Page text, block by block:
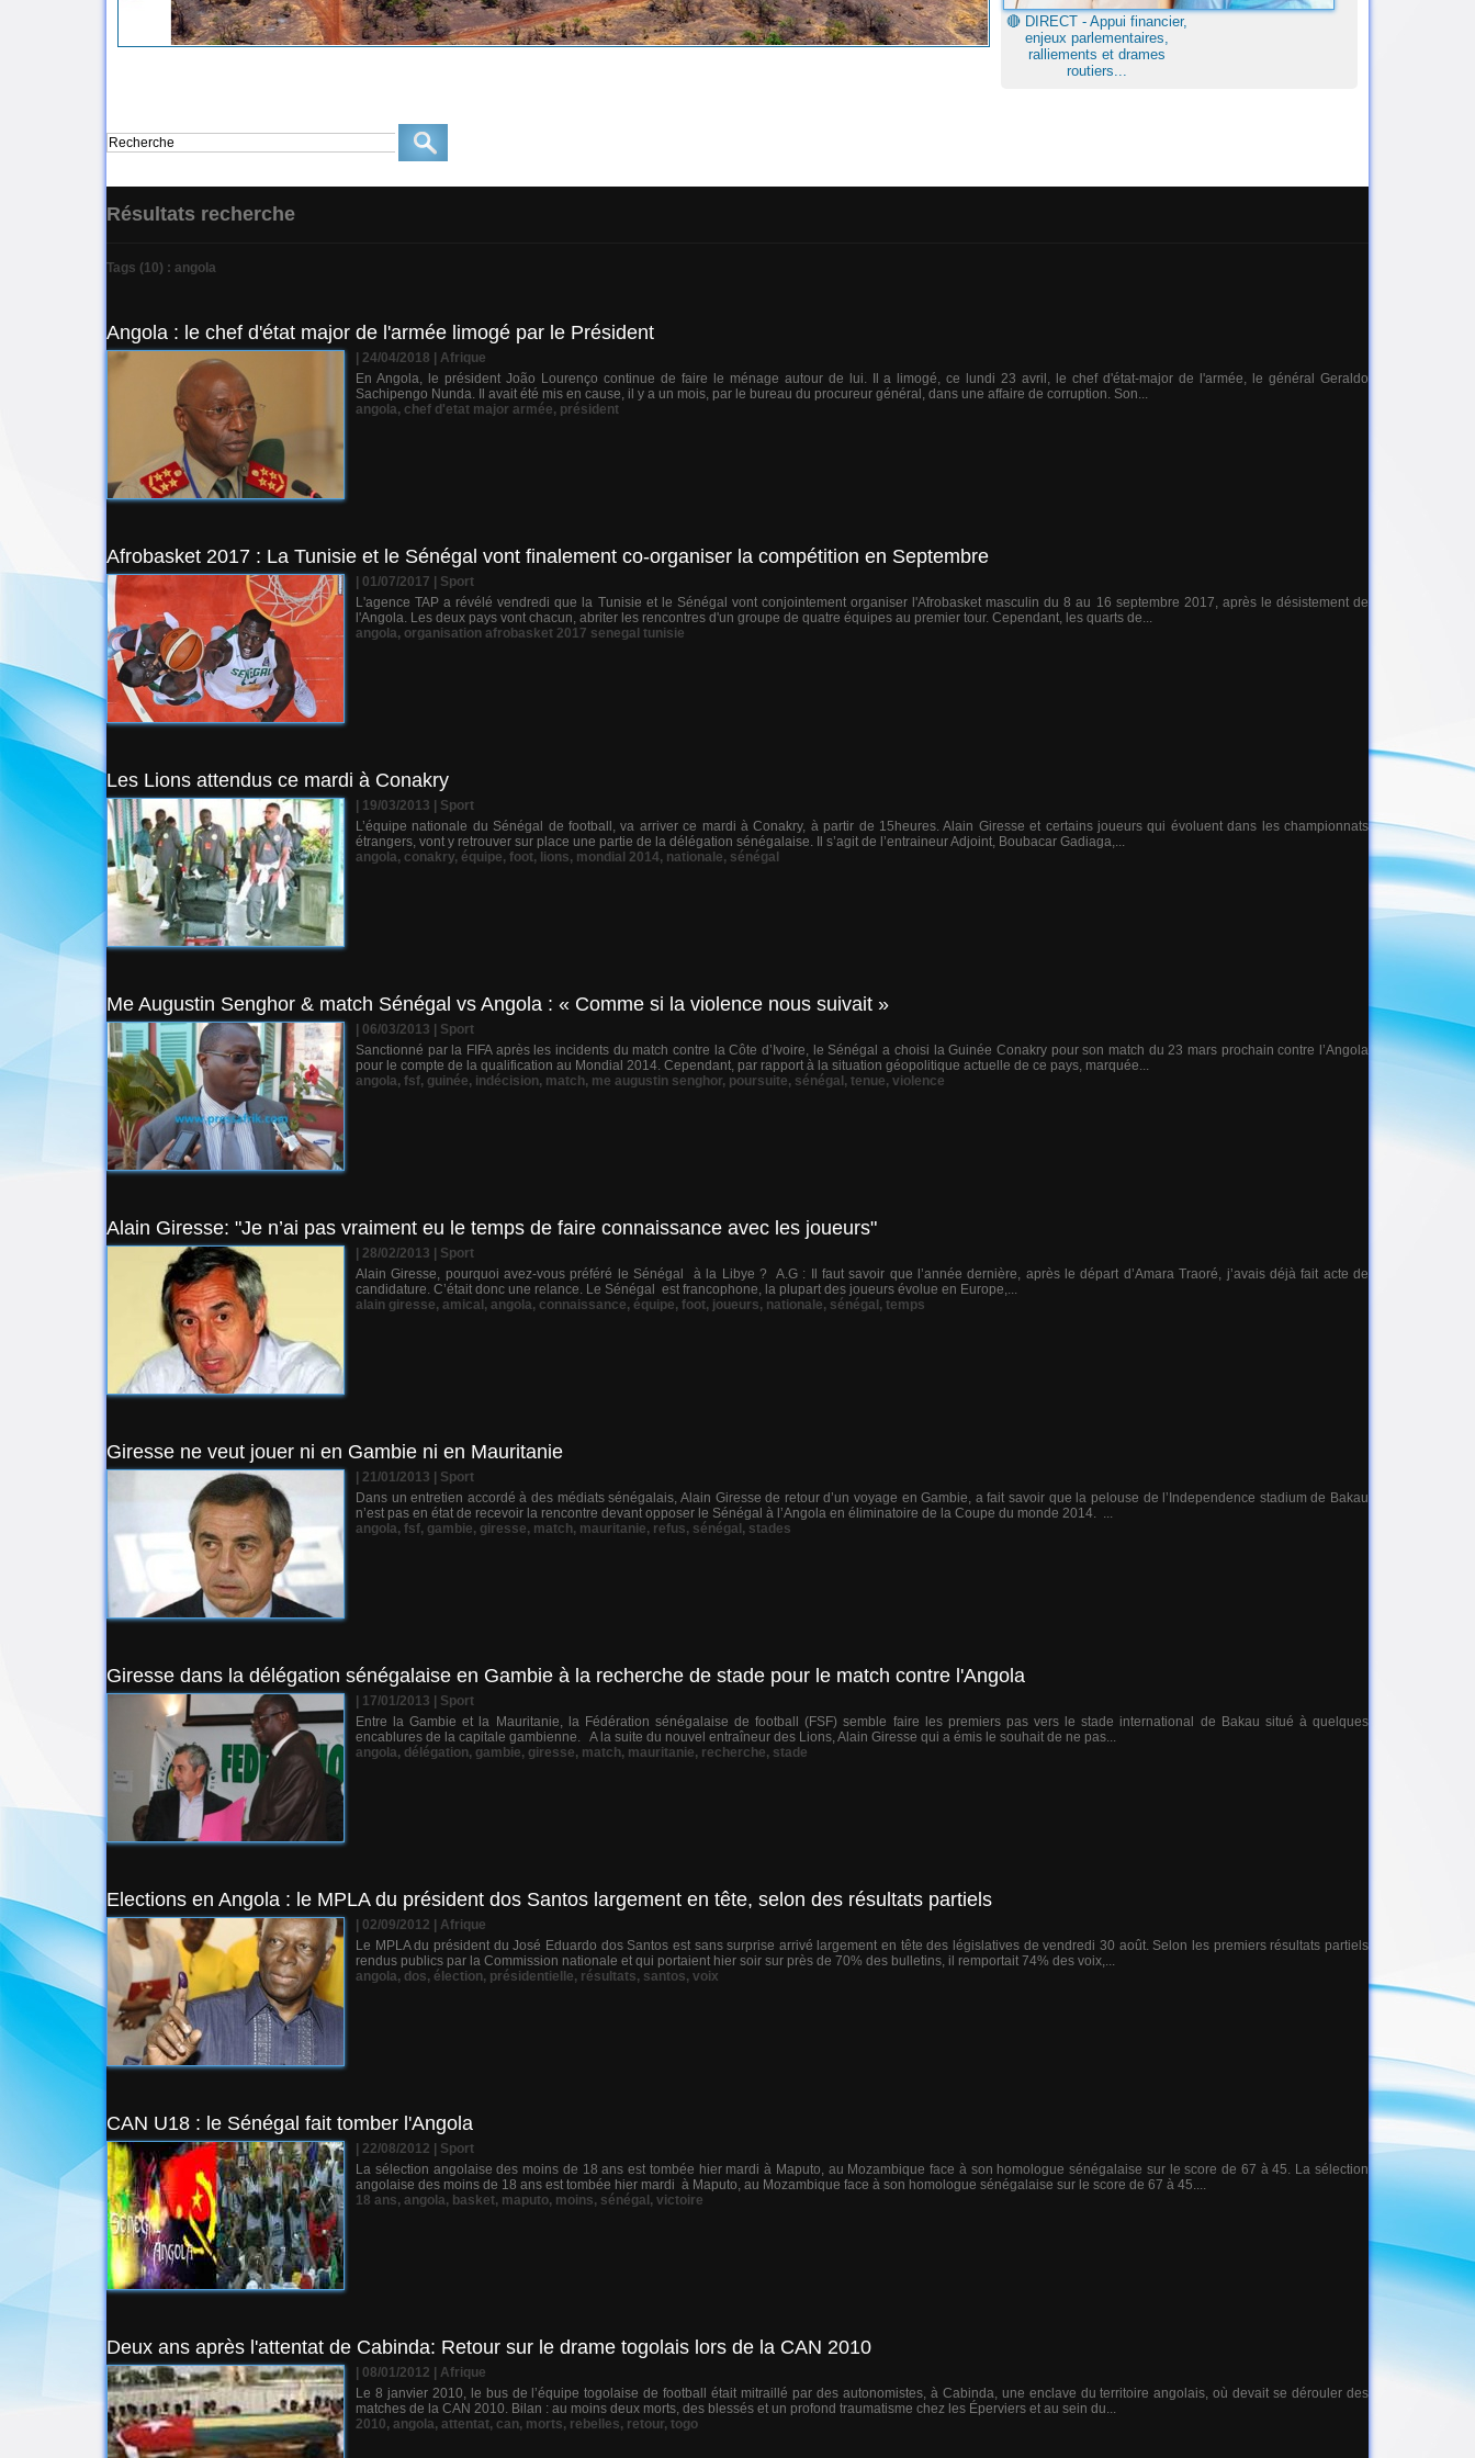
🔴​ DIRECT - Appui financier,
enjeux parlementaires,
ralliements et drames
routiers...
Résultats recherche
Tags (10) : angola
Angola : le chef d'état major de l'armée limogé par le Président
| 24/04/2018
Afrique
​En Angola, le président João Lourenço continue de faire le ménage autour de lui. Il a limogé, ce lundi 23 avril, le chef d'état-major de l'armée, le général Geraldo
Sachipengo Nunda. Il avait été mis en cause, il y a un mois, par le bureau du procureur général, dans une affaire de corruption. Son...
angola, chef d'etat major armée, président
Afrobasket 2017 : La Tunisie et le Sénégal vont finalement co-organiser la compétition en Septembre
| 01/07/2017
Sport
L'agence TAP a révélé vendredi que la Tunisie et le Sénégal vont conjointement organiser l'Afrobasket masculin du 8 au 16 septembre 2017, après le désistement de
l'Angola. Les deux pays vont chacun, abriter les rencontres d'un groupe de quatre équipes au premier tour. Cependant, les quarts de...
angola, organisation afrobasket 2017 senegal tunisie
Les Lions attendus ce mardi à Conakry
| 19/03/2013
Sport
L’équipe nationale du Sénégal de football, va arriver ce mardi à Conakry, à partir de 15heures. Alain Giresse et certains joueurs qui évoluent dans les championnats
étrangers, vont y retrouver sur place une partie de la délégation sénégalaise. Il s’agit de l’entraineur Adjoint, Boubacar Gadiaga,...
angola, conakry, équipe, foot, lions, mondial 2014, nationale, sénégal
Me Augustin Senghor & match Sénégal vs Angola : « Comme si la violence nous suivait »
| 06/03/2013
Sport
Sanctionné par la FIFA après les incidents du match contre la Côte d’Ivoire, le Sénégal a choisi la Guinée Conakry pour son match du 23 mars prochain contre l’Angola
pour le compte de la qualification au Mondial 2014. Cependant, par rapport à la situation géopolitique actuelle de ce pays, marquée...
angola, fsf, guinée, indécision, match, me augustin senghor, poursuite, sénégal , tenue, violence
Alain Giresse: "Je n’ai pas vraiment eu le temps de faire connaissance avec les joueurs"
| 28/02/2013
Sport
Alain Giresse, pourquoi avez-vous préféré le Sénégal à la Libye ? A.G : Il faut savoir que l’année dernière, après le départ d’Amara Traoré, j’avais déjà fait acte de
candidature. C’était donc une relance. Le Sénégal est francophone, la plupart des joueurs évolue en Europe,...
alain giresse, amical , angola, connaissance, équipe, foot, joueurs, nationale, sénégal , temps
Giresse ne veut jouer ni en Gambie ni en Mauritanie
| 21/01/2013
Sport
Dans un entretien accordé à des médiats sénégalais, Alain Giresse de retour d’un voyage en Gambie, a fait savoir que la pelouse de l’Independence stadium de Bakau
n’est pas en état de recevoir la rencontre devant opposer le Sénégal à l’Angola en éliminatoire de la Coupe du monde 2014. ...
angola, fsf, gambie, giresse, match, mauritanie, refus, sénégal , stades
Giresse dans la délégation sénégalaise en Gambie à la recherche de stade pour le match contre l'Angola
| 17/01/2013
Sport
Entre la Gambie et la Mauritanie, la Fédération sénégalaise de football (FSF) semble faire les premiers pas vers le stade international de Bakau situé à quelques
encablures de la capitale gambienne. A la suite du nouvel entraîneur des Lions, Alain Giresse qui a émis le souhait de ne pas...
angola, délégation, gambie, giresse, match, mauritanie, recherche, stade
Elections en Angola : le MPLA du président dos Santos largement en tête, selon des résultats partiels
| 02/09/2012
Afrique
Le MPLA du président du José Eduardo dos Santos est sans surprise arrivé largement en tête des législatives de vendredi 30 août. Selon les premiers résultats partiels
rendus publics par la Commission nationale et qui portaient hier soir sur près de 70% des bulletins, il remportait 74% des voix,...
angola, dos, élection, présidentielle, résultats, santos, voix
CAN U18 : le Sénégal fait tomber l'Angola
| 22/08/2012
Sport
La sélection angolaise des moins de 18 ans est tombée hier mardi à Maputo, au Mozambique face à son homologue sénégalaise sur le score de 67 à 45. La sélection
angolaise des moins de 18 ans est tombée hier mardi à Maputo, au Mozambique face à son homologue sénégalaise sur le score de 67 à 45....
18 ans, angola, basket, maputo, moins, sénégal , victoire
Deux ans après l'attentat de Cabinda: Retour sur le drame togolais lors de la CAN 2010
| 08/01/2012
Afrique
Le 8 janvier 2010, le bus de l’équipe togolaise de football était mitraillé par des autonomistes, à Cabinda, une enclave du territoire angolais, où devait se dérouler des
matches de la CAN 2010. Bilan : au moins deux morts, des blessés et un profond traumatisme chez les Éperviers et au sein du...
2010, angola, attentat, can, morts, rebelles, retour, togo